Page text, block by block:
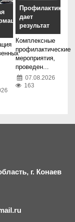
Профилактика
дает
результат
Комплексные
профилактические
мероприятия,
проведен...
07.08.2026
163
г. Конаев